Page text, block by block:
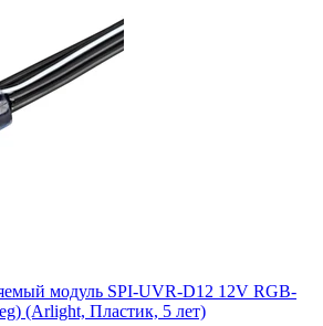
модуль SPI-UVR-D12 12V RGB-
(Arlight, Пластик, 5 лет)